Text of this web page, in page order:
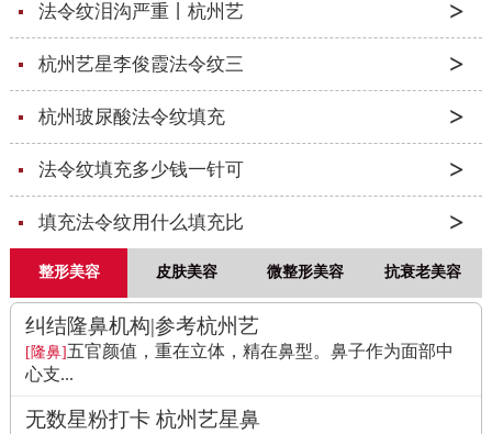
法令纹泪沟严重丨杭州艺
杭州艺星李俊霞法令纹三
杭州玻尿酸法令纹填充
法令纹填充多少钱一针可
填充法令纹用什么填充比
整形美容 皮肤美容 微整形美容 抗衰老美容
纠结隆鼻机构|参考杭州艺
[隆鼻]五官颜值，重在立体，精在鼻型。鼻子作为面部中
心支...
无数星粉打卡 杭州艺星鼻